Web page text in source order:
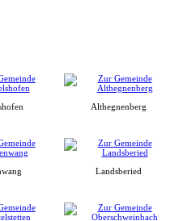
Althegnenberg
Landsberied